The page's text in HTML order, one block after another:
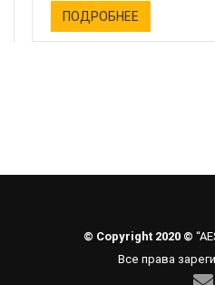
ПОДРОБНЕЕ
© Copyright 2020 ©
Все права